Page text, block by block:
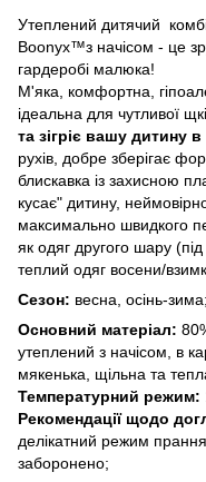
Утеплений дитячий
Boonyx™з начісом - це
гардеробі малюка!
М'яка, комфортна,
ідеальна для чутливої
та зігріє вашу дитину
рухів, добре зберігає
блискавка із захисною
кусає" дитину,
максимально швидкого
як одяг другого шару
теплий одяг восени/
Сезон: весна, осінь-зима;
Основний матеріал:
утеплений з начісом, в
мякенька, щільна та
Температурний режим:
Рекомендації щодо
делікатний режим
заборонено;